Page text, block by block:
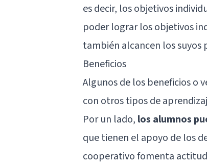
es decir, los objetivos
poder lograr los objetivos
también alcancen los suyos
Beneficios
Algunos de los beneficios o
con otros tipos de
Por un lado, los alumnos
que tienen el apoyo de los
cooperativo fomenta